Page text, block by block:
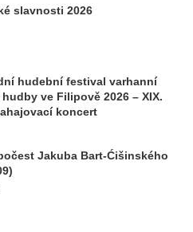
slavnosti 2026
hudební festival varhanní
ve Filipově 2026 – XIX.
koncert
Jakuba Bart-Ćišinského